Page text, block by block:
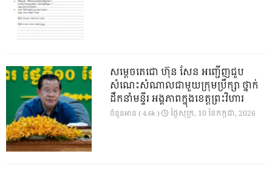
សម្តេចតេជោ ហ៊ុន សែន អញ្ជើញជួប
សំណេះសំណាលជាមួយក្រុមប្រឹក្សា ថ្នាក់
ដឹកនាំមន្ទីរ អង្គភាពក្នុងខេត្តព្រះវិហារ
ចំនួនអាន ( 4.6k ) ថ្ងៃ​សុក្រ, 10 ខែ​កក្កដា, 2026